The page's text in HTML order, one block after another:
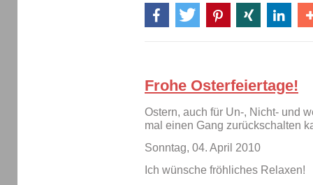
Frohe Osterfeiertage!
Ostern, auch für Un-, Nicht- und
mal einen Gang zurückschalten
Sonntag, 04. April 2010
Ich wünsche fröhliches Relaxen!